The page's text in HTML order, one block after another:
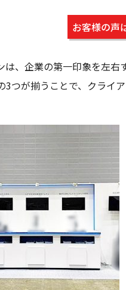
お客様の声
は、企業の第一印象を左右
つが揃うことで、クライ